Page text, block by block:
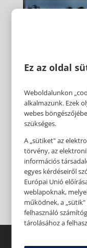
Ez az oldal
Weboldalunkon
alkalmazunk. Ezek
webes
szükséges.
A „sütiket" az
törvény, az
információs
egyes kérdéseiről
Európai Unió
weblapoknak,
működnek, a
felhasználó
tárolásához a